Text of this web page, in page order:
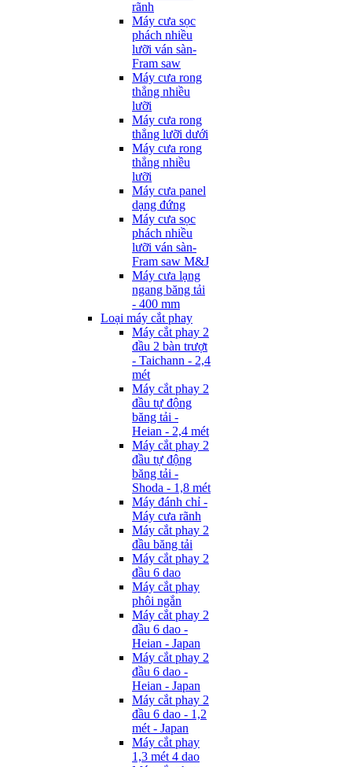
rãnh
Máy cưa sọc
phách nhiều
lưỡi ván sàn-
Fram saw
Máy cưa rong
thẳng nhiều
lưỡi
Máy cưa rong
thẳng lưỡi dưới
Máy cưa rong
thẳng nhiều
lưỡi
Máy cưa panel
dạng đứng
Máy cưa sọc
phách nhiều
lưỡi ván sàn-
Fram saw M&J
Máy cưa lạng
ngang băng tải
- 400 mm
Loại máy cắt phay
Máy cắt phay 2
đầu 2 bàn trượt
- Taichann - 2,4
mét
Máy cắt phay 2
đầu tự động
băng tải -
Heian - 2,4 mét
Máy cắt phay 2
đầu tự động
băng tải -
Shoda - 1,8 mét
Máy đánh chỉ -
Máy cưa rãnh
Máy cắt phay 2
đầu băng tải
Máy cắt phay 2
đầu 6 dao
Máy cắt phay
phôi ngắn
Máy cắt phay 2
đầu 6 dao -
Heian - Japan
Máy cắt phay 2
đầu 6 dao -
Heian - Japan
Máy cắt phay 2
đầu 6 dao - 1,2
mét - Japan
Máy cắt phay
1,3 mét 4 dao